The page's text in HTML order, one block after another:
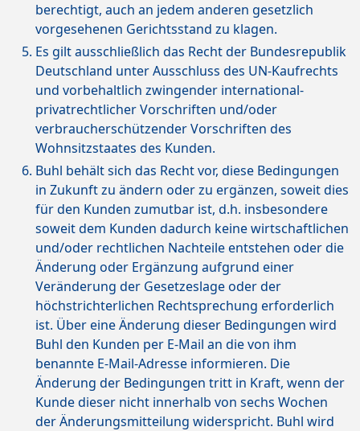
berechtigt, auch an jedem anderen gesetzlich
vorgesehenen Gerichtsstand zu klagen.
Es gilt ausschließlich das Recht der Bundesrepublik
Deutschland unter Ausschluss des UN-Kaufrechts
und vorbehaltlich zwingender international-
privatrechtlicher Vorschriften und/oder
verbraucherschützender Vorschriften des
Wohnsitzstaates des Kunden.
Buhl behält sich das Recht vor, diese Bedingungen
in Zukunft zu ändern oder zu ergänzen, soweit dies
für den Kunden zumutbar ist, d.h. insbesondere
soweit dem Kunden dadurch keine wirtschaftlichen
und/oder rechtlichen Nachteile entstehen oder die
Änderung oder Ergänzung aufgrund einer
Veränderung der Gesetzeslage oder der
höchstrichterlichen Rechtsprechung erforderlich
ist. Über eine Änderung dieser Bedingungen wird
Buhl den Kunden per E-Mail an die von ihm
benannte E-Mail-Adresse informieren. Die
Änderung der Bedingungen tritt in Kraft, wenn der
Kunde dieser nicht innerhalb von sechs Wochen
der Änderungsmitteilung widerspricht. Buhl wird